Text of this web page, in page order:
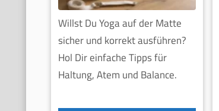
Willst Du Yoga auf der Matte
sicher und korrekt ausführen?
Hol Dir einfache Tipps für
Haltung, Atem und Balance.